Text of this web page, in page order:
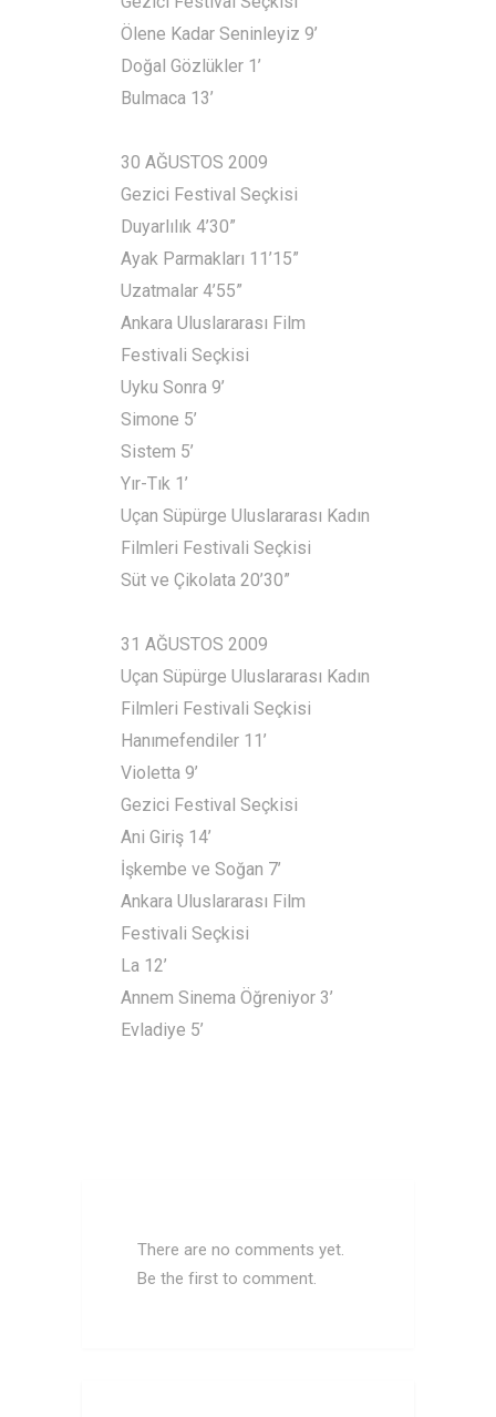
Ölene Kadar Seninleyiz 9’
Doğal Gözlükler 1’
Bulmaca 13’
30 AĞUSTOS 2009
Gezici Festival Seçkisi
Duyarlılık 4’30”
Ayak Parmakları 11’15”
Uzatmalar 4’55”
Ankara Uluslararası Film
Festivali Seçkisi
Uyku Sonra 9’
Simone 5’
Sistem 5’
Yır-Tık 1’
Uçan Süpürge Uluslararası Kadın
Filmleri Festivali Seçkisi
Süt ve Çikolata 20’30”
31 AĞUSTOS 2009
Uçan Süpürge Uluslararası Kadın
Filmleri Festivali Seçkisi
Hanımefendiler 11’
Violetta 9’
Gezici Festival Seçkisi
Ani Giriş 14’
İşkembe ve Soğan 7’
Ankara Uluslararası Film
Festivali Seçkisi
La 12’
Annem Sinema Öğreniyor 3’
Evladiye 5’
There are no comments yet.
Be the first to comment.